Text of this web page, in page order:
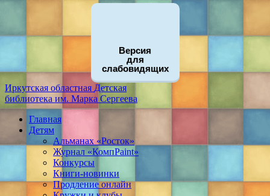
Версия
для
слабовидящих
Иркутская областная Детская
библиотека им. Марка Сергеева
Главная
Детям
Альманах «Росток»
Журнал «КомпPaint»
Конкурсы
Книги-новинки
Продление онлайн